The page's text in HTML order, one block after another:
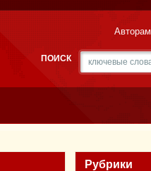
Авторам
ПОИСК
Рубрики